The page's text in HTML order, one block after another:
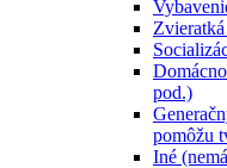
pod.)
pomôžu
Iné